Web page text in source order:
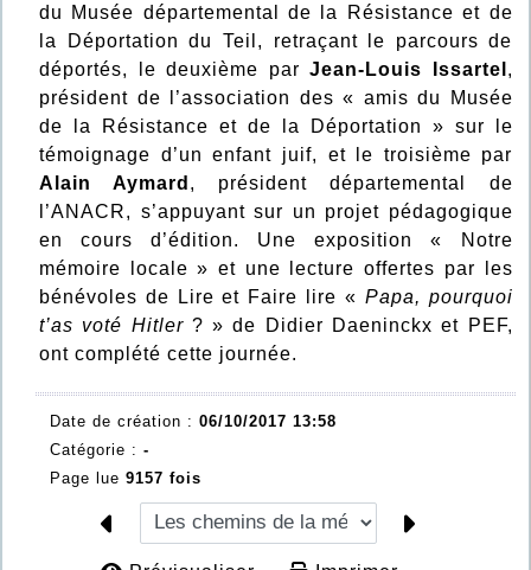
du Musée départemental de la Résistance et de
la Déportation du Teil, retraçant le parcours de
déportés, le deuxième par Jean-Louis Issartel ,
président de l’association des « amis du Musée
de la Résistance et de la Déportation » sur le
témoignage d’un enfant juif, et le troisième par
Alain Aymard , président départemental de
l’ANACR, s’appuyant sur un projet pédagogique
en cours d’édition. Une exposition « Notre
mémoire locale » et une lecture offertes par les
bénévoles de Lire et Faire lire « Papa, pourquoi
t’as voté Hitler ? » de Didier Daeninckx et PEF,
ont complété cette journée.
Date de création : 06/10/2017 13:58
Catégorie : -
Page lue 9157 fois